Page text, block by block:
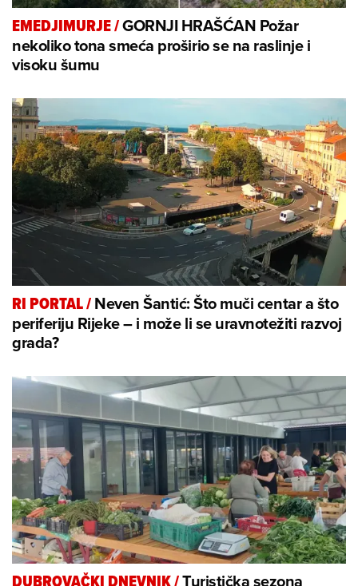
EMEDJIMURJE/GORNJI HRAŠĆAN Požar
nekoliko tona smeća proširio se na raslinje i
visoku šumu
RI PORTAL/Neven Šantić: Što muči centar a što
periferiju Rijeke – i može li se uravnotežiti razvoj
grada?
DUBROVAČKI DNEVNIK/Turistička sezona